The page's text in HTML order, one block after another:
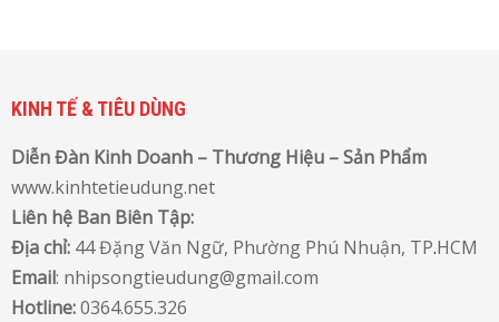
KINH TẾ & TIÊU DÙNG
Diễn Đàn Kinh Doanh – Thương Hiệu – Sản Phẩm
www.kinhtetieudung.net
Liên hệ Ban Biên Tập:
Địa chỉ: 44 Đặng Văn Ngữ, Phường Phú Nhuận, TP.HCM
Email: nhipsongtieudung@gmail.com
Hotline:0364.655.326